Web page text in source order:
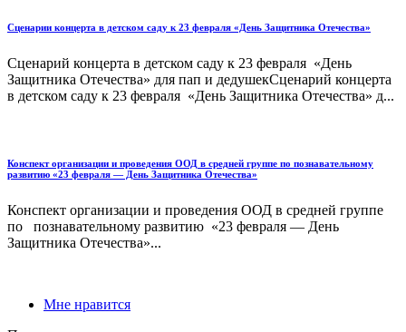
Сценарии концерта в детском саду к 23 февраля «День Защитника Отечества»
Сценарий концерта в детском саду к 23 февраля «День
Защитника Отечества» для пап и дедушекСценарий концерта
в детском саду к 23 февраля «День Защитника Отечества» д...
Конспект организации и проведения ООД в средней группе по познавательному
развитию «23 февраля — День Защитника Отечества»
Конспект организации и проведения ООД в средней группе
по познавательному развитию «23 февраля — День
Защитника Отечества»...
Мне нравится